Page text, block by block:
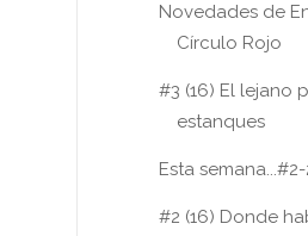
Novedades de
Círculo Rojo
#3 (16) El lejano
estanques
Esta
#2 (16) Donde